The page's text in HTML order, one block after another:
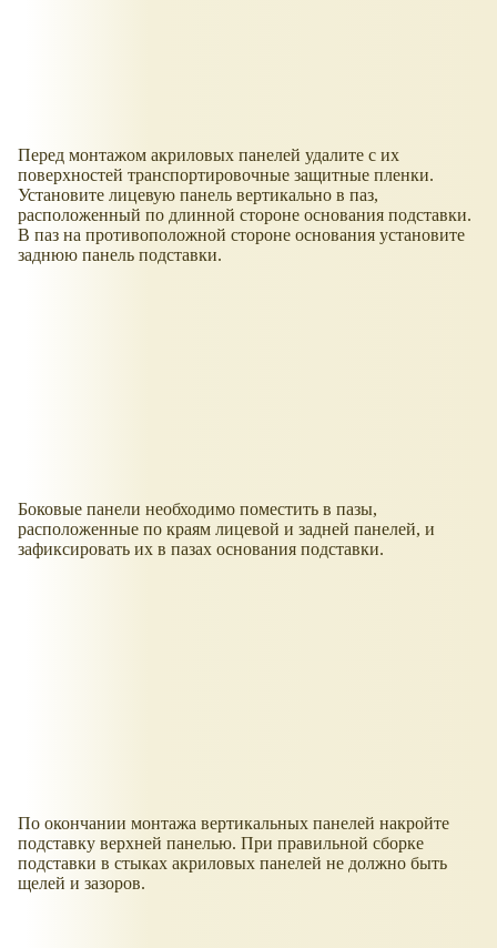
Перед монтажом акриловых панелей удалите с их
поверхностей транспортировочные защитные пленки.
Установите лицевую панель вертикально в паз,
расположенный по длинной стороне основания подставки.
В паз на противоположной стороне основания установите
заднюю панель подставки.
Боковые панели необходимо поместить в пазы,
расположенные по краям лицевой и задней панелей, и
зафиксировать их в пазах основания подставки.
По окончании монтажа вертикальных панелей накройте
подставку верхней панелью. При правильной сборке
подставки в стыках акриловых панелей не должно быть
щелей и зазоров.